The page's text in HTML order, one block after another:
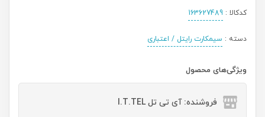
کدکالا : 163627489
دسته : سیمکارت رایتل / اعتباری
ویژگی‌های محصول
فروشنده: آی تی تل I.T.TEL